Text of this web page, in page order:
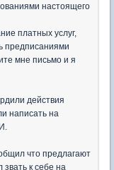
настоящего
платных услуг,
предписаниями
мне письмо и я
действия
написать на
что предлагают
звать к себе на